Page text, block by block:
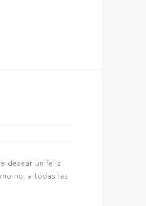
desear un feliz
no, a todas las